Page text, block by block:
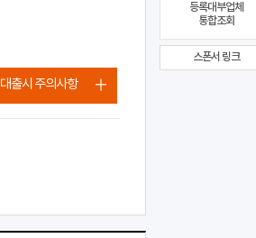
대출시 주의사항
등록대부업체
통합조회
스폰서 링크